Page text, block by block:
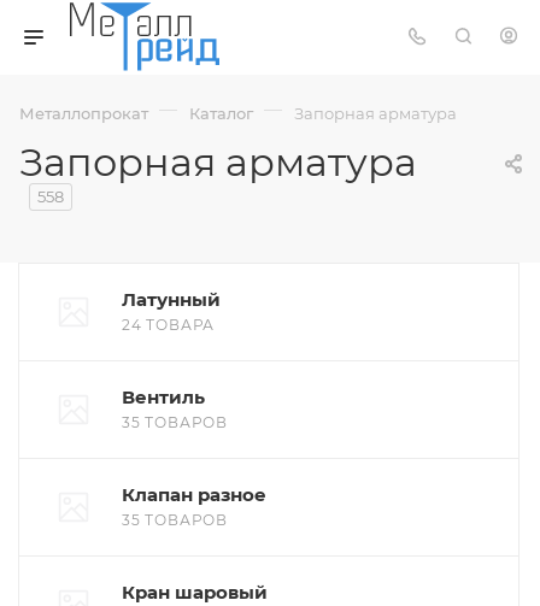
Металлопрокат — Каталог — Запорная арматура
Запорная арматура
558
Латунный
24 ТОВАРА
Вентиль
35 ТОВАРОВ
Клапан разное
35 ТОВАРОВ
Кран шаровый